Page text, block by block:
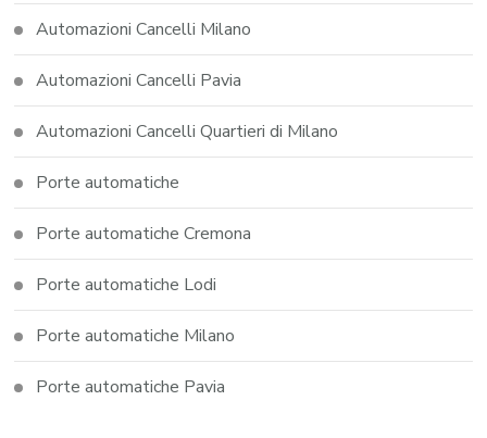
Automazioni Cancelli Milano
Automazioni Cancelli Pavia
Automazioni Cancelli Quartieri di Milano
Porte automatiche
Porte automatiche Cremona
Porte automatiche Lodi
Porte automatiche Milano
Porte automatiche Pavia